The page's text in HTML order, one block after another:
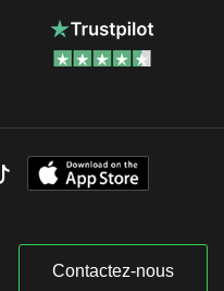
Contactez-nous